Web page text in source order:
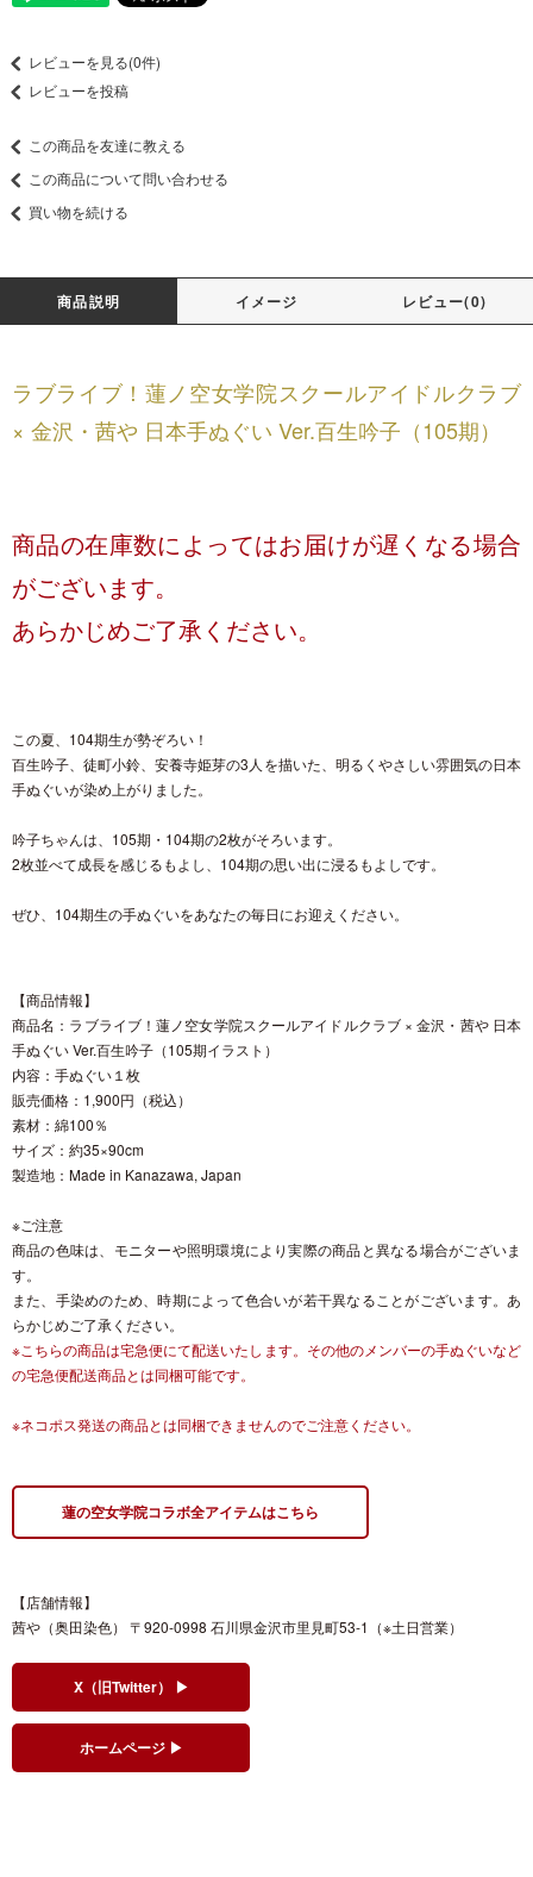
レビューを見る(0件)
レビューを投稿
この商品を友達に教える
この商品について問い合わせる
買い物を続ける
商品説明 イメージ レビュー(0)
ラブライブ！蓮ノ空女学院スクールアイドルクラブ
× 金沢・茜や 日本手ぬぐい Ver.百生吟子（105期）
商品の在庫数によってはお届けが遅くなる場合
がございます。
あらかじめご了承ください。
この夏、104期生が勢ぞろい！
百生吟子、徒町小鈴、安養寺姫芽の3人を描いた、明るくやさしい雰囲気の日本
手ぬぐいが染め上がりました。
吟子ちゃんは、105期・104期の2枚がそろいます。
2枚並べて成長を感じるもよし、104期の思い出に浸るもよしです。
ぜひ、104期生の手ぬぐいをあなたの毎日にお迎えください。
【商品情報】
商品名：ラブライブ！蓮ノ空女学院スクールアイドルクラブ × 金沢・茜や 日本
手ぬぐい Ver.百生吟子（105期イラスト）
内容：手ぬぐい１枚
販売価格：1,900円（税込）
素材：綿100％
サイズ：約35×90cm
製造地：Made in Kanazawa, Japan
※ご注意
商品の色味は、モニターや照明環境により実際の商品と異なる場合がございま
す。
また、手染めのため、時期によって色合いが若干異なることがございます。あ
らかじめご了承ください。
※こちらの商品は宅急便にて配送いたします。その他のメンバーの手ぬぐいなど
の宅急便配送商品とは同梱可能です。
※ネコポス発送の商品とは同梱できませんのでご注意ください。
蓮の空女学院コラボ全アイテムはこちら
【店舗情報】
茜や（奥田染色） 〒920-0998 石川県金沢市里見町53-1（※土日営業）
X（旧Twitter） ▶
ホームページ ▶